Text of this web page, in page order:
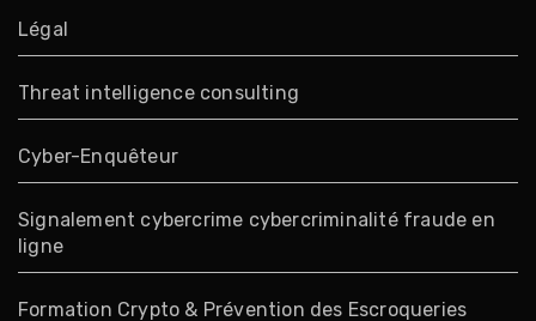
Légal
Threat intelligence consulting
Cyber-Enquêteur
Signalement cybercrime cybercriminalité fraude en
ligne
Formation Crypto & Prévention des Escroqueries